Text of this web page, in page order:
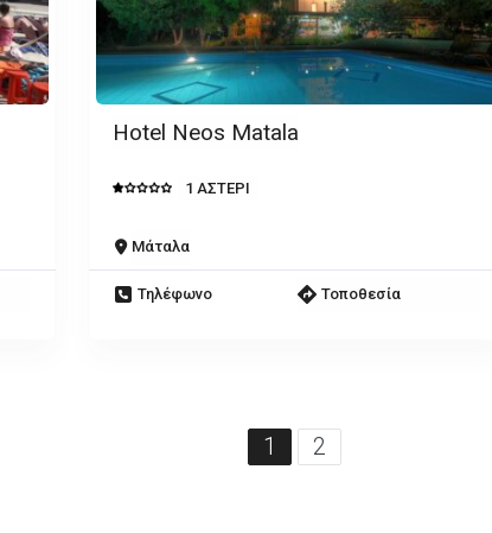
Hotel Neos Matala
1 ΑΣΤΕΡΙ
Μάταλα
Τηλέφωνο Τοποθεσία
1 2